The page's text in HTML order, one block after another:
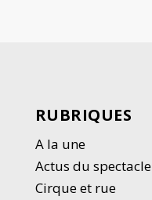
RUBRIQUES
A la une
Actus du spectacle
Cirque et rue